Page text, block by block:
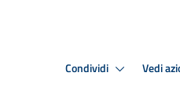
Condividi Vedi